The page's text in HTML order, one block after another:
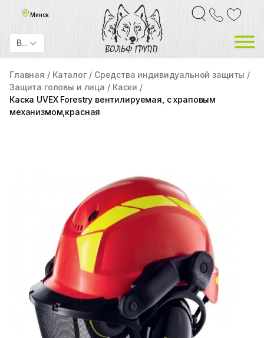
Минск
BYN
Главная Каталог
Средства индивидуальной защиты
Защита головы и лица
Каски
Каска UVEX Forestry вентилируемая, с храповым
механизмом,красная